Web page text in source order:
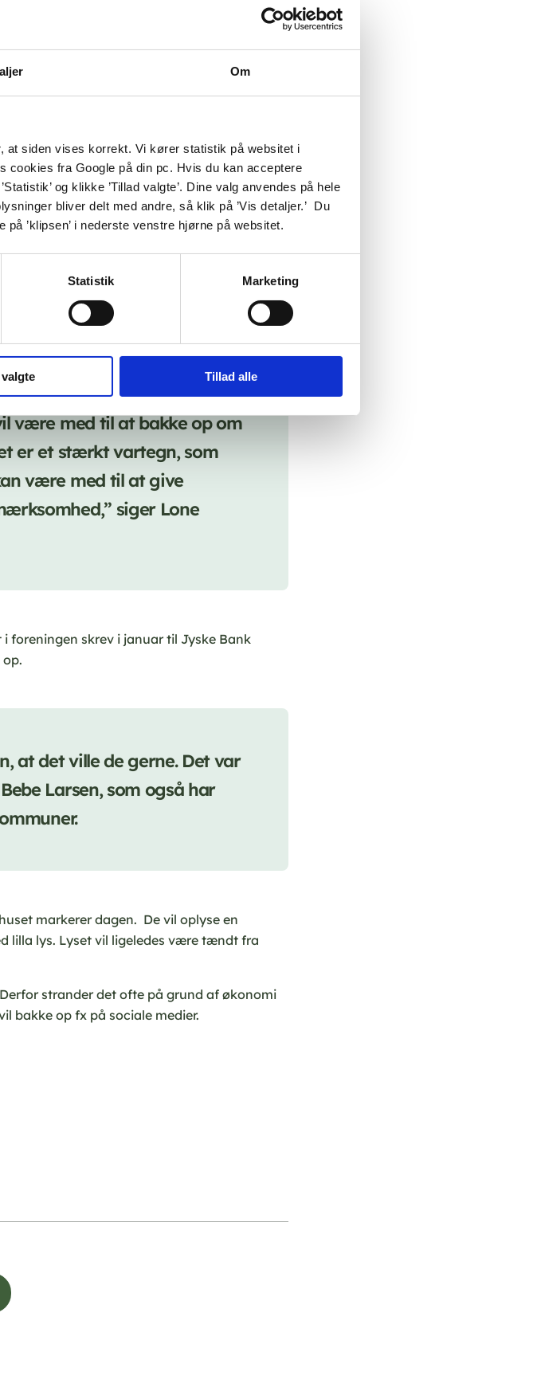
Om
at siden vises korrekt. Vi kører statistik på websitet i
cookies fra Google på din pc. Hvis du kan acceptere
og klikke ’Tillad valgte’. Dine valg anvendes på hele
bliver delt med andre, så klik på ’Vis detaljer.’ Du
’klipsen’ i nederste venstre hjørne på websitet.
Statistik Marketing
Tillad alle
det betyder for vores
synliggjort på den her
at de nu endnu
en lilla Storebæltsbro.”
dagen ved at lade deres bygning være oplyst i
frem til midnat.
være med til at bakke op om
er et stærkt vartegn, som
være med til at give
siger Lone
foreningen skrev i januar til Jyske Bank
at det ville de gerne. Det var
Larsen, som også har
markerer dagen. De vil oplyse en
lilla lys. Lyset vil ligeledes være tændt fra
strander det ofte på grund af økonomi
bakke op fx på sociale medier.